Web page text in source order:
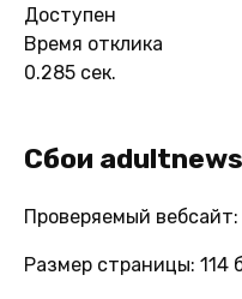
Доступен
Время отклика
0.285 сек.
Сбои
Проверяемый
Размер страницы: 114